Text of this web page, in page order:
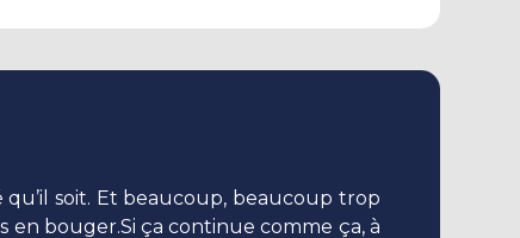
soit. Et beaucoup, beaucoup trop
en bouger.Si ça continue comme ça, à